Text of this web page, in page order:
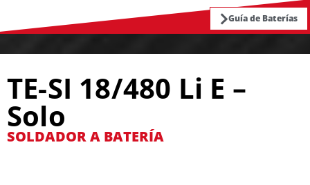
Guía de Baterías
TE-SI 18/480 Li E –
Solo
SOLDADOR A BATERÍA